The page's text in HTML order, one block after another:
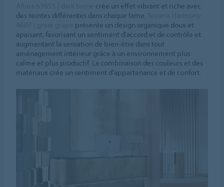
crée un effet vibrant et riche avec
des teintes différentes dans chaque lame.
présente un design organique doux et
apaisant, favorisant un sentiment d'accord et de contrôle et
augmentant la sensation de bien-être dans tout
aménagement intérieur grâce à un environnement plus
calme et plus productif. La combinaison des couleurs et des
matériaux crée un sentiment d'appartenance et de confort.